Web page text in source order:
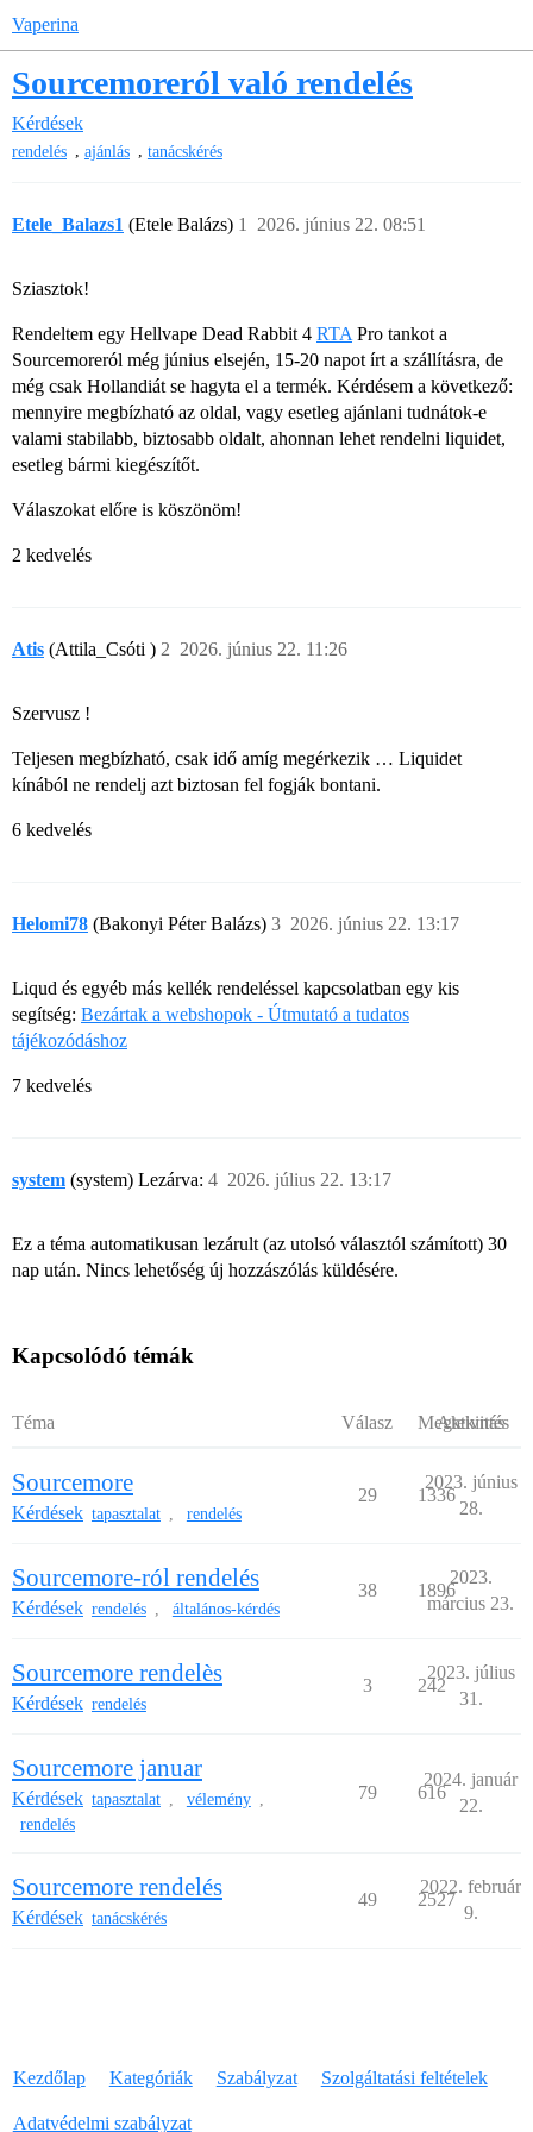
Vaperina
Sourcemoreról való rendelés
Kérdések
rendelés , ajánlás , tanácskérés
Etele_Balazs1 (Etele Balázs) 2026. június 22. 08:51
1
Sziasztok!
Rendeltem egy Hellvape Dead Rabbit 4 RTA Pro tankot a
Sourcemoreról még június elsején, 15-20 napot írt a szállításra, de
még csak Hollandiát se hagyta el a termék. Kérdésem a következő:
mennyire megbízható az oldal, vagy esetleg ajánlani tudnátok-e
valami stabilabb, biztosabb oldalt, ahonnan lehet rendelni liquidet,
esetleg bármi kiegészítőt.
Válaszokat előre is köszönöm!
2 kedvelés
Atis (Attila_Csóti ) 2026. június 22. 11:26
2
Szervusz !
Teljesen megbízható, csak idő amíg megérkezik … Liquidet
kínából ne rendelj azt biztosan fel fogják bontani.
6 kedvelés
Helomi78 (Bakonyi Péter Balázs) 2026. június 22. 13:17
3
Liqud és egyéb más kellék rendeléssel kapcsolatban egy kis
segítség: Bezártak a webshopok - Útmutató a tudatos
tájékozódáshoz
7 kedvelés
system (system) Lezárva: 2026. július 22. 13:17
4
Ez a téma automatikusan lezárult (az utolsó választól számított) 30
nap után. Nincs lehetőség új hozzászólás küldésére.
Kapcsolódó témák
Téma Válasz Megtekintés
Aktivitás
Sourcemore
Kérdések tapasztalat , rendelés
29 1336
2023. június
28.
Sourcemore-ról rendelés
Kérdések rendelés , általános-kérdés
38 1896
2023.
március 23.
Sourcemore rendelès
Kérdések rendelés
3 242
2023. július
31.
Sourcemore januar
Kérdések tapasztalat , vélemény ,
rendelés
79 616
2024. január
22.
Sourcemore rendelés
Kérdések tanácskérés
49 2527
2022. február
9.
Kezdőlap Kategóriák Szabályzat Szolgáltatási feltételek
Adatvédelmi szabályzat